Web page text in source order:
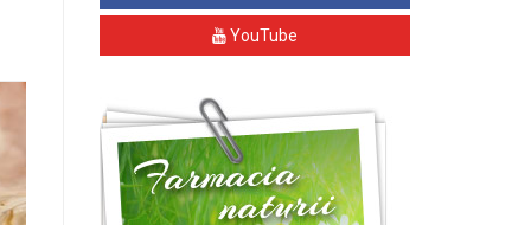
YouTube